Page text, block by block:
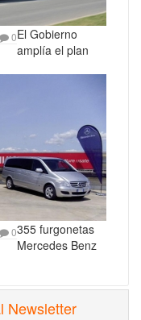
0El Gobierno
amplía el plan
0355 furgonetas
Mercedes Benz
Newsletter